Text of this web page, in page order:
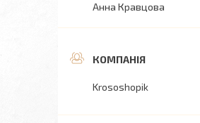
Анна Кравцова
Krososhopik